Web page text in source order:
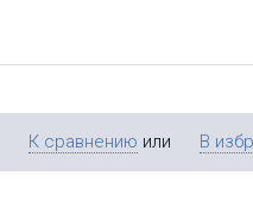
К сравнению или В